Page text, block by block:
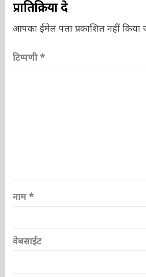
प्रातिक्रिया दे
आपका ईमेल पता प्रकाशित नहीं किया
टिप्पणी*
नाम*
वेबसाईट